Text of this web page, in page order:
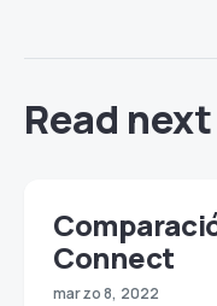
Read next
Connect
marzo 8, 2022